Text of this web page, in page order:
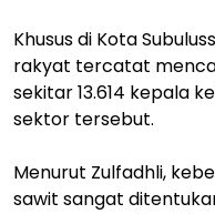
Khusus di Kota
rakyat tercatat
sekitar 13.614 kepala
sektor tersebut.
Menurut Zulfadhli,
sawit sangat